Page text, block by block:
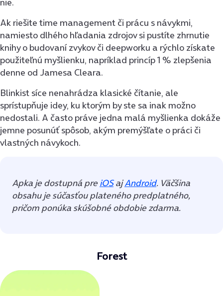
Ak riešite time management či prácu s návykmi,
namiesto dlhého hľadania zdrojov si pustíte zhrnutie
knihy o budovaní zvykov či deepworku a rýchlo získate
použiteľnú myšlienku, napríklad princíp 1 % zlepšenia
denne od Jamesa Cleara.
Blinkist síce nenahrádza klasické čítanie, ale
sprístupňuje idey, ku ktorým by ste sa inak možno
nedostali. A často práve jedna malá myšlienka dokáže
jemne posunúť spôsob, akým premýšľate o práci či
vlastných návykoch.
Apka je dostupná preiOSajAndroid. Väčšina
obsahu je súčasťou plateného predplatného,
pričom ponúka skúšobné obdobie zdarma.
Forest